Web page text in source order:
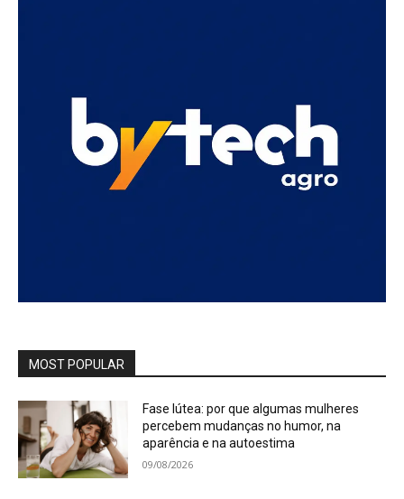
MOST POPULAR
Fase lútea: por que algumas mulheres
percebem mudanças no humor, na
aparência e na autoestima
09/08/2026